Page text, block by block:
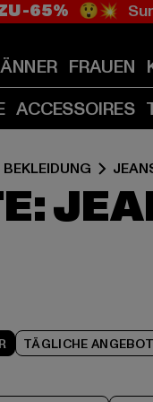
-65% 😲💥
FRAUEN
ACCESSOIRES
BEKLEIDUNG
TÄGLICHE